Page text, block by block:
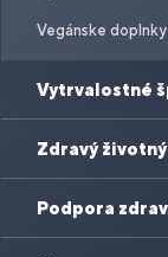
Vegánske doplnky
Vytrvalostné
Zdravý
Podpora